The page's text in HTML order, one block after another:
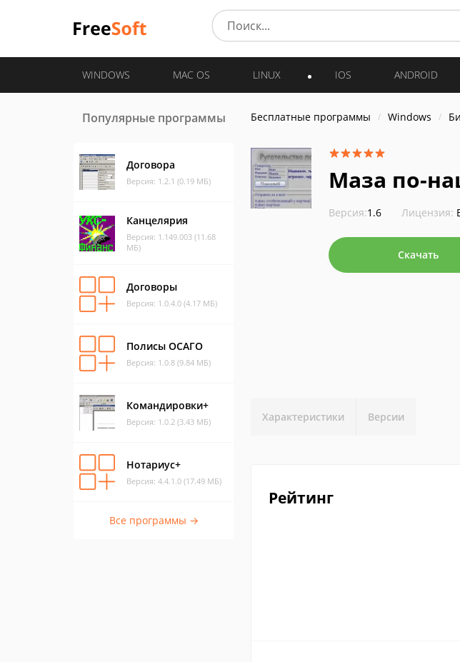
WINDOWS MAC OS LINUX IOS ANDROID
Популярные программы
Договора
Версия: 1.2.1 (0.19 МБ)
Канцелярия
Версия: 1.149.003 (11.68
МБ)
Договоры
Версия: 1.0.4.0 (4.17 МБ)
Полисы ОСАГО
Версия: 1.0.8 (9.84 МБ)
Командировки+
Версия: 1.0.2 (3.43 МБ)
Нотариус+
Версия: 4.4.1.0 (17.49 МБ)
Все программы →
Бесплатные программы Windows
Маза по-
Версия:1.6 Лицензия:
Скачать
Характеристики Версии
Рейтинг